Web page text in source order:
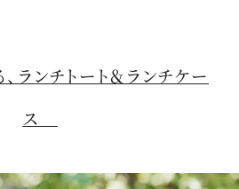
ランチトート＆ランチケー
ス